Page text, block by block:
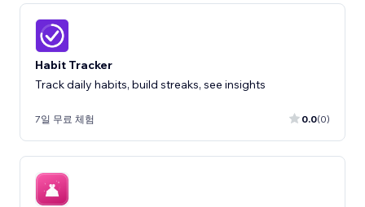
Habit Tracker
Track daily habits, build streaks, see insights
7일 무료 체험 0.0(0)